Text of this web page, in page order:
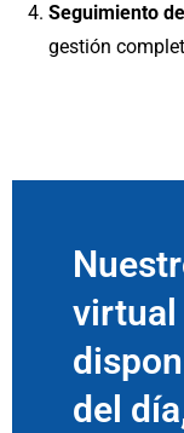
Seguimiento
gestión
virtual
del